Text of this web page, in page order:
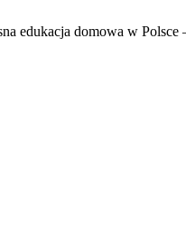
edukacja domowa w